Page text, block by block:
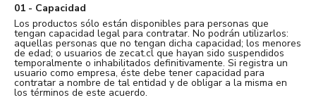
01 - Capacidad
Los productos sólo están disponibles para personas que
tengan capacidad legal para contratar. No podrán utilizarlos:
aquellas personas que no tengan dicha capacidad; los menores
de edad; o usuarios de zecat.cl que hayan sido suspendidos
temporalmente o inhabilitados definitivamente. Si registra un
usuario como empresa, éste debe tener capacidad para
contratar a nombre de tal entidad y de obligar a la misma en
los términos de este acuerdo.